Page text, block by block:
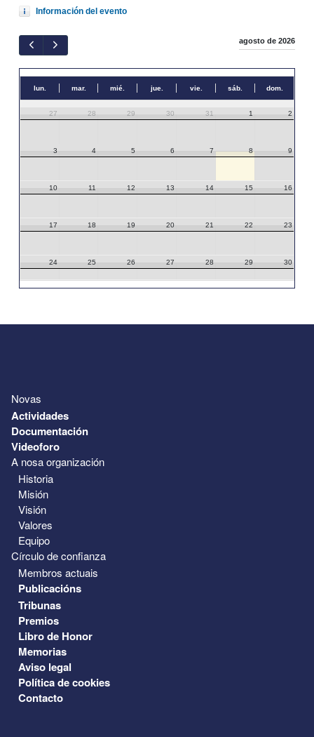
Información del evento
agosto de 2026
lun. mar. mié. jue. vie. sáb. dom.
27 28 29 30 31 1 2
3 4 5 6 7 8 9
10 11 12 13 14 15 16
17 18 19 20 21 22 23
24 25 26 27 28 29 30
Novas
Actividades
Documentación
Videoforo
A nosa organización
Historia
Misión
Visión
Valores
Equipo
Círculo de confianza
Membros actuais
Publicacións
Tribunas
Premios
Libro de Honor
Memorias
Aviso legal
Política de cookies
Contacto